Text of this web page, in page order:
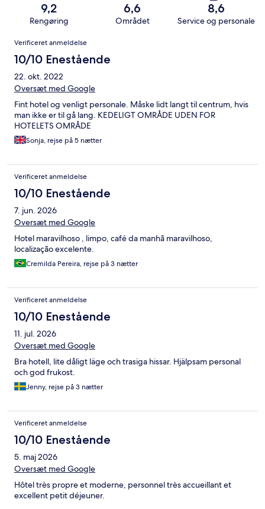
9,2
Rengøring
6,6
Området
8,6
Service og personale
Anmeldelser
Verificeret anmeldelse
10/10 Enestående
22. okt. 2022
Oversæt med Google
Fint hotel og venligt personale. Måske lidt langt til centrum, hvis
man ikke er til gå lang. KEDELIGT OMRÅDE UDEN FOR
HOTELETS OMRÅDE
Sonja, rejse på 5 nætter
Verificeret anmeldelse
10/10 Enestående
7. jun. 2026
Oversæt med Google
Hotel maravilhoso , limpo, café da manhã maravilhoso,
localização excelente.
Cremilda Pereira, rejse på 3 nætter
Verificeret anmeldelse
10/10 Enestående
11. jul. 2026
Oversæt med Google
Bra hotell, lite dåligt läge och trasiga hissar. Hjälpsam personal
och god frukost.
Jenny, rejse på 3 nætter
Verificeret anmeldelse
10/10 Enestående
5. maj 2026
Oversæt med Google
Hôtel très propre et moderne, personnel très accueillant et
excellent petit déjeuner.